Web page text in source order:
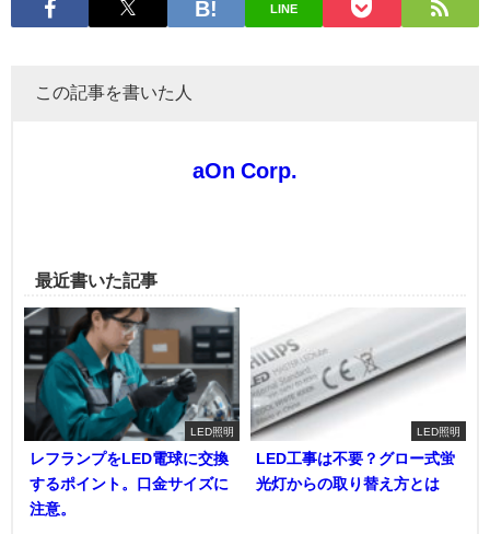
LINE
この記事を書いた人
aOn Corp.
最近書いた記事
LED照明
レフランプをLED電球に交換
するポイント。口金サイズに
注意。
LED照明
LED工事は不要？グロー式蛍
光灯からの取り替え方とは